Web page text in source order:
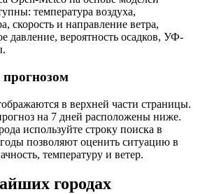
температура воздуха,
скорость и направление ветра,
давление, вероятность осадков, УФ-
прогнозом
в верхней части страницы.
на 7 дней расположены ниже.
используйте строку поиска в
позволяют оценить ситуацию в
температуру и ветер.
городах